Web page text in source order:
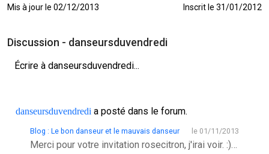
Mis à jour le 02/12/2013 Inscrit le 31/01/2012
Discussion - danseursduvendredi
Écrire à danseursduvendredi...
danseursduvendredi a posté dans le forum.
le 01/11/2013
Blog : Le bon danseur et le mauvais danseur
Merci pour votre invitation rosecitron, j'irai voir. :) Les thés dansants du dimanche après-midi, je les fréquente depuis...35